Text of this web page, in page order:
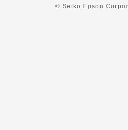
© Seiko Epson